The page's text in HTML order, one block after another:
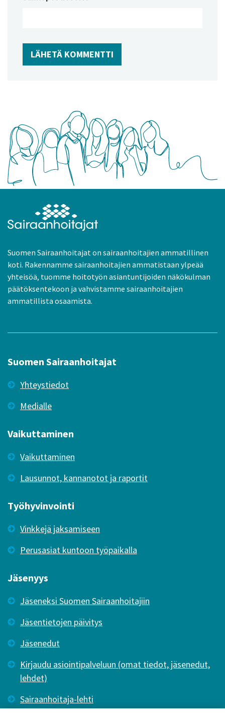
Suomen Sairaanhoitajat on sairaanhoitajien ammatillinen
koti. Rakennamme sairaanhoitajien ammatistaan ylpeää
yhteisöä, tuomme hoitotyön asiantuntijoiden näkökulman
päätöksentekoon ja vahvistamme sairaanhoitajien
ammatillista osaamista.
Suomen Sairaanhoitajat
Yhteystiedot
Medialle
Vaikuttaminen
Vaikuttaminen
Lausunnot, kannanotot ja raportit
Työhyvinvointi
Vinkkejä jaksamiseen
Perusasiat kuntoon työpaikalla
Jäsenyys
Jäseneksi Suomen Sairaanhoitajiin
Jäsentietojen päivitys
Jäsenedut
Kirjaudu asiointipalveluun (omat tiedot, jäsenedut,
lehdet)
Sairaanhoitaja-lehti